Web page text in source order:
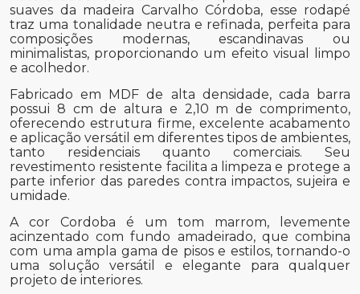
suaves da madeira Carvalho Córdoba, esse rodapé
traz uma tonalidade neutra e refinada, perfeita para
composições modernas, escandinavas ou
minimalistas, proporcionando um efeito visual limpo
e acolhedor.
Fabricado em MDF de alta densidade, cada barra
possui 8 cm de altura e 2,10 m de comprimento,
oferecendo estrutura firme, excelente acabamento
e aplicação versátil em diferentes tipos de ambientes,
tanto residenciais quanto comerciais. Seu
revestimento resistente facilita a limpeza e protege a
parte inferior das paredes contra impactos, sujeira e
umidade.
A cor Cordoba é um tom marrom, levemente
acinzentado com fundo amadeirado, que combina
com uma ampla gama de pisos e estilos, tornando-o
uma solução versátil e elegante para qualquer
projeto de interiores.